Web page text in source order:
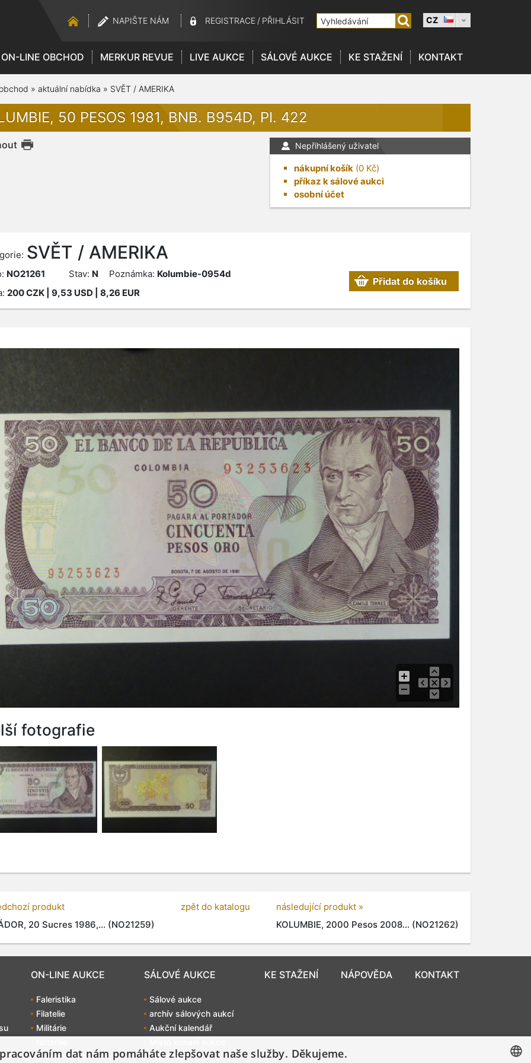
NAPIŠTE NÁM REGISTRACE / PŘIHLÁSIT CZ
ON-LINE OBCHOD MERKUR REVUE LIVE AUKCE SÁLOVÉ AUKCE KE STAŽENÍ KONTAKT
» aktuální nabídka » SVĚT / AMERIKA
50 PESOS 1981, BNB. B954D, PI. 422
Nepřihlášený uživatel
nákupní košík (0 Kč)
příkaz k sálové aukci
osobní účet
SVĚT / AMERIKA
Přidat do košíku
NO21261 Stav: N Poznámka: Kolumbie-0954d
200CZK| 9,53 USD | 8,26 EUR
fotografie
produkt
20 Sucres 1986,... (NO21259)
zpět do katalogu
následující produkt »
KOLUMBIE, 2000 Pesos 2008... (NO21262)
ON-LINE AUKCE
Faleristika
Filatelie
Militárie
Numismatika
SÁLOVÉ AUKCE
Sálové aukce
archív sálových aukcí
Aukční kalendář
Jak dražit?
KE STAŽENÍ NÁPOVĚDA KONTAKT
dat nám pomáháte zlepšovat naše služby. Děkujeme.